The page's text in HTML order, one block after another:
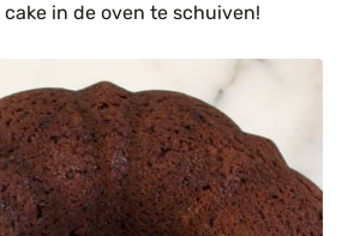
in de oven te schuiven!